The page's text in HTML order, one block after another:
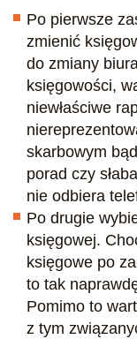
Po pierwsze
zmienić
do zmiany
księgowości,
niewłaściwe
skarbowym
porad czy
nie odbiera
Po drugie
księgowej.
księgowe po
to tak
Pomimo to
z tym